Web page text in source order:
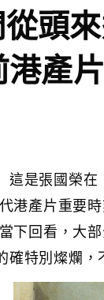
頭來
產
這是張國榮
港產片重要
下回看，大
特別燦爛，